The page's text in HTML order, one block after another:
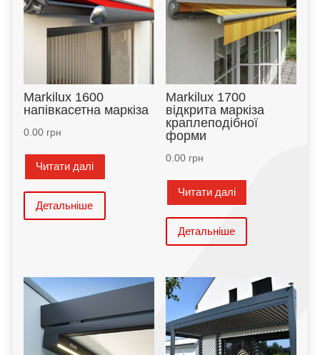
Markilux 1600
напівкасетна маркіза
0.00грн
Читати далі
Детальніше
Markilux 1700
відкрита маркіза
краплеподібної
форми
0.00грн
Читати далі
Детальніше